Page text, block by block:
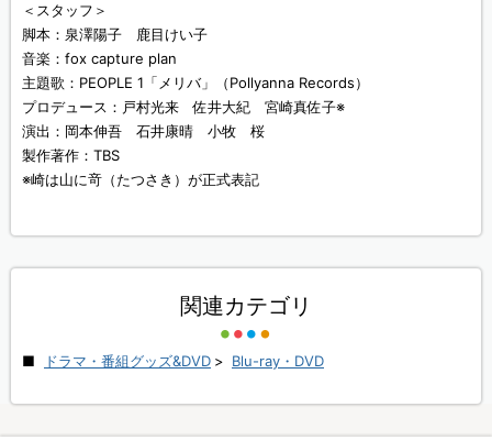
＜スタッフ＞
脚本：泉澤陽子 鹿目けい子
音楽：fox capture plan
主題歌：PEOPLE 1「メリバ」（Pollyanna Records）
プロデュース：戸村光来 佐井大紀 宮崎真佐子※
演出：岡本伸吾 石井康晴 小牧 桜
製作著作：TBS
※崎は山に竒（たつさき）が正式表記
関連カテゴリ
ドラマ・番組グッズ&DVD > Blu-ray・DVD